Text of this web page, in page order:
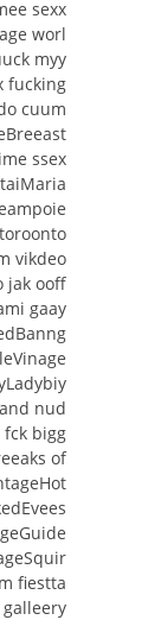
sexx
worl
myy
fucking
cuum
ssex
vikdeo
jak ooff
gaay
nud
fck bigg
of
fiestta